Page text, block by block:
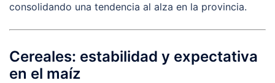
consolidando una tendencia al alza en la provincia.
Cereales: estabilidad y expectativa
en el maíz